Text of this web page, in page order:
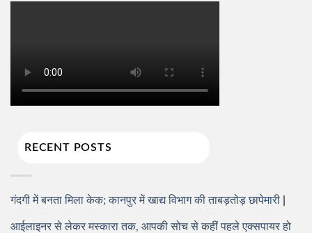
RECENT POSTS
गंदगी में बनता मिला केक; कानपुर में खाद्य विभाग की ताबड़तोड़ छापेमारी
आईलाइनर से लेकर मस्कारा तक, आपकी सोच से कहीं पहले एक्सपायर हो